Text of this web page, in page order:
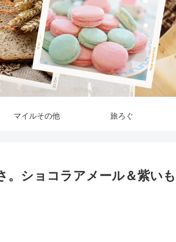
マイルその他 旅ろぐ
ショコラアメール＆紫いも